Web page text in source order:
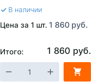
В наличии
Цена за 1 шт. 1 860 руб.
Итого: 1 860 руб.